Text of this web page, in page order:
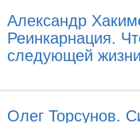
Александр
Реинкарнация.
следующей
Олег Торсунов.